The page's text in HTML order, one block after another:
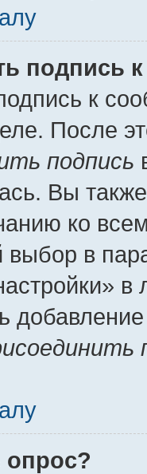
подпись
к
После
подпись
Вы
ко
выбор в
опрос?